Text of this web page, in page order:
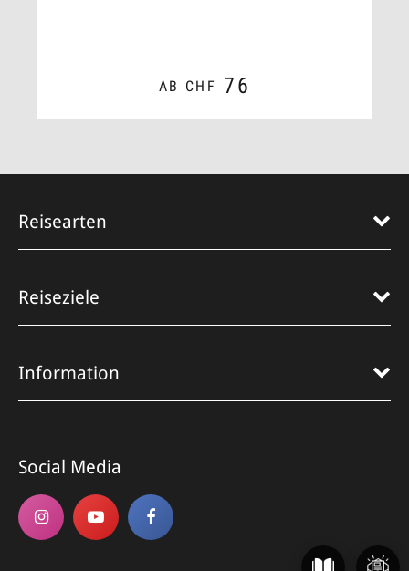
AB CHF 76
Reisearten
Reiseziele
Information
Social Media